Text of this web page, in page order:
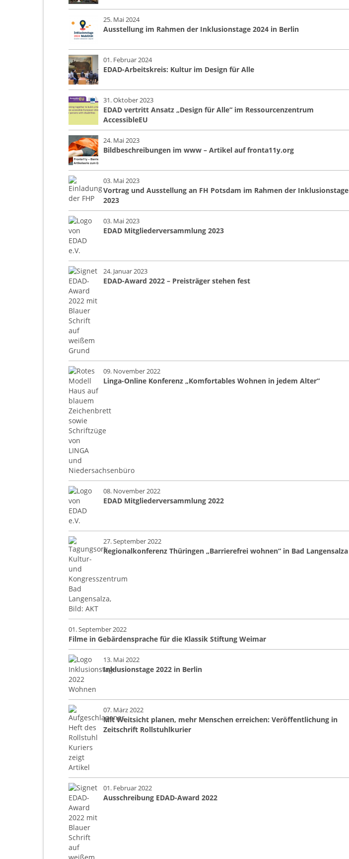
25. Mai 2024
Ausstellung im Rahmen der Inklusionstage 2024 in Berlin
01. Februar 2024
EDAD-Arbeitskreis: Kultur im Design für Alle
31. Oktober 2023
EDAD vertritt Ansatz „Design für Alle“ im Ressourcenzentrum
AccessibleEU
24. Mai 2023
Bildbeschreibungen im www – Artikel auf fronta11y.org
03. Mai 2023
Vortrag und Ausstellung an FH Potsdam im Rahmen der Inklusionstage
2023
03. Mai 2023
EDAD Mitgliederversammlung 2023
24. Januar 2023
EDAD-Award 2022 – Preisträger stehen fest
09. November 2022
Linga-Online Konferenz „Komfortables Wohnen in jedem Alter“
08. November 2022
EDAD Mitgliederversammlung 2022
27. September 2022
Regionalkonferenz Thüringen „Barrierefrei wohnen“ in Bad Langensalza
01. September 2022
Filme in Gebärdensprache für die Klassik Stiftung Weimar
13. Mai 2022
Inklusionstage 2022 in Berlin
07. März 2022
Mit Weitsicht planen, mehr Menschen erreichen: Veröffentlichung in
Zeitschrift Rollstuhlkurier
01. Februar 2022
Ausschreibung EDAD-Award 2022